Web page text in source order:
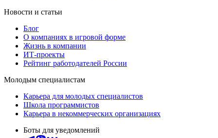
Новости и статьи
Блог
О компаниях в игровой форме
Жизнь в компании
ИТ-проекты
Рейтинг работодателей России
Молодым специалистам
Карьера для молодых специалистов
Школа программистов
Карьера в некоммерческих организациях
Боты для уведомлений